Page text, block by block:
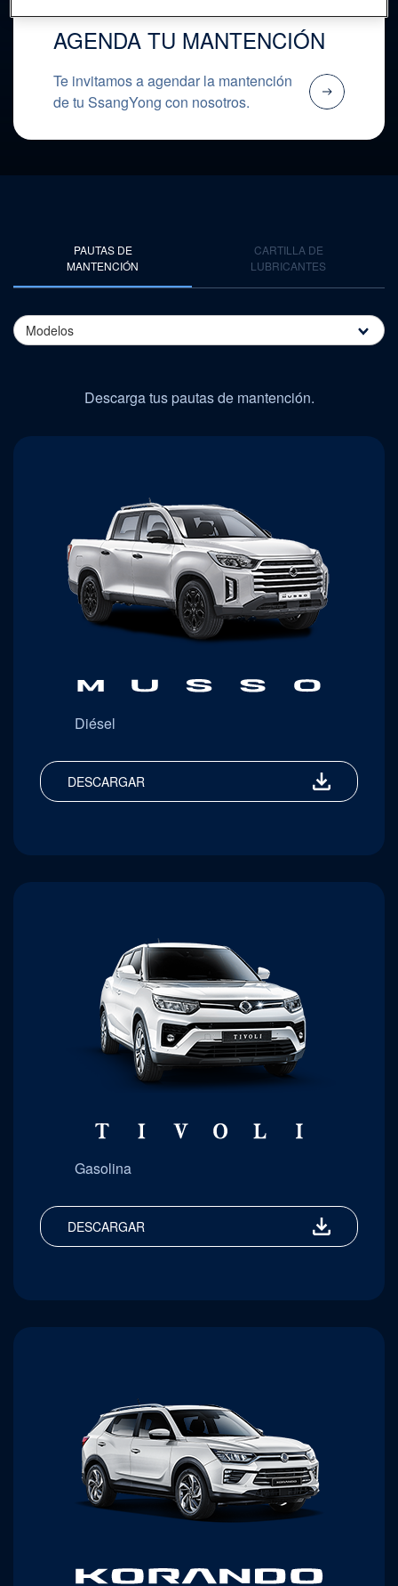
AGENDA TU MANTENCIÓN
Te invitamos a agendar la mantención
de tu SsangYong con nosotros.
PAUTAS DE
MANTENCIÓN
CARTILLA DE
LUBRICANTES
Modelos
Descarga tus pautas de mantención.
Diésel
DESCARGAR
Gasolina
DESCARGAR